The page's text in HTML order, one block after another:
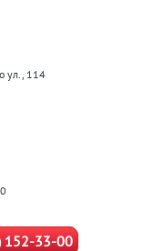
ул., 114
152-33-00